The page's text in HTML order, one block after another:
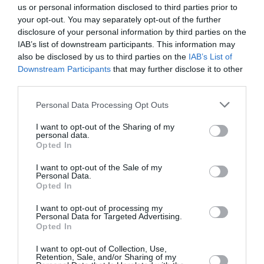
us or personal information disclosed to third parties prior to
your opt-out. You may separately opt-out of the further
disclosure of your personal information by third parties on the
IAB’s list of downstream participants. This information may
also be disclosed by us to third parties on the IAB’s List of
Downstream Participants that may further disclose it to other
Personal Data Processing Opt Outs
I want to opt-out of the Sharing of my
personal data.
Opted In
I want to opt-out of the Sale of my
Personal Data.
Opted In
I want to opt-out of processing my
Personal Data for Targeted Advertising.
Opted In
I want to opt-out of Collection, Use,
Retention, Sale, and/or Sharing of my
Ο Σκότι, ένας πρώην αστυνομικός που αντιμετωπίζει
προβλήματα υψοφοβίας και κατάθλιψης, παρακολουθεί
την Μαντλέν, τη γυναίκα ενός παλιού του φίλου, έπειτα
από παράκληση του τελευταίου, με σκοπό να βρει
απαντήσεις για την αλλοπρόσαλλη συμπεριφορά της. Ο
Σκότι την ερωτεύεται παράφορα και τελικά γίνεται
μάρτυρας στην αυτοκτονία της. Έπειτα, κυριεύεται από
Μερικούς μήνες μετά, όταν βγει από την κλινική
συναντά την Τζούντι, μία γυναίκα που μοιάζει
με ένα νέο μυστήριο.
– προγραμματιστής ΦΚΘ & Γιώργος Παπαδημητρίου,
κριτικός κινηματογράφου – μέλος ΠΕΚΚ
Καγκεμούσα: ο ίσκιος του πολεμιστή / Kagemusha